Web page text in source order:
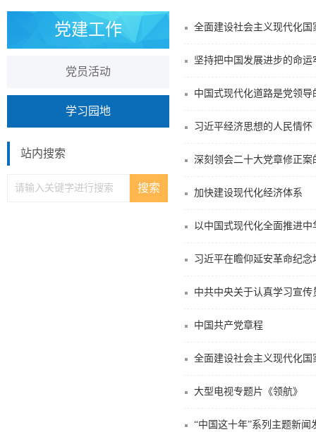
党建工作
党员活动
学习园地
站内搜索
全面建设社会主义现代化国
坚持把中国发展进步的命
中国式现代化道路是党领导
习近平经济思想的人民情怀
深刻领会二十大党章修正
加快建设现代化经济体系
以中国式现代化全面推进中
中共中央关于认真学习宣
中国共产党章程
全面建设社会主义现代化国
大型电视专题片《领航》
“中国这十年”系列主题新闻